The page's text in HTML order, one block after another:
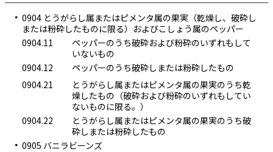
0904 とうがらし属またはピメンタ属の果実（乾燥し、破砕し
または粉砕したものに限る）およびこしょう属のペッパー
0904.11
ペッパーのうち破砕および粉砕のいずれもして
いないもの
0904.12
ペッパーのうち破砕しまたは粉砕したもの
0904.21
とうがらし属またはピメンタ属の果実のうち乾
燥したもの（破砕および粉砕のいずれもしてい
ないものに限る。）
0904.22
とうがらし属またはピメンタ属の果実のうち破
砕しまたは粉砕したもの
0905 バニラビーンズ